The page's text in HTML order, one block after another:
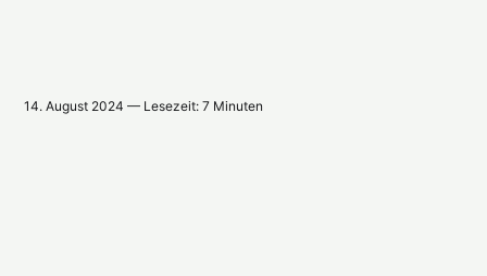
14. August 2024 — Lesezeit: 7 Minuten